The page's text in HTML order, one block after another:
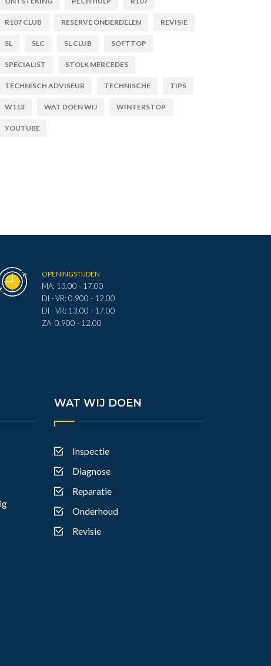
R107 CLUB RESERVE ONDERDELEN REVISIE
SL SLC SL CLUB SOFTTOP
SPECIALIST STOLK MERCEDES
TECHNISCH ADVISEUR TECHNISCHE TIPS
W113 WAT DOEN WIJ WINTERSTOP
YOUTUBE
OPENINGSTIJDEN
MA: 13.00 - 17.00
DI - VR: 0.900 - 12.00
DI - VR: 13.00 - 17.00
ZA: 0.900 - 12.00
WAT WIJ DOEN
Inspectie
Diagnose
Reparatie
Onderhoud
Revisie